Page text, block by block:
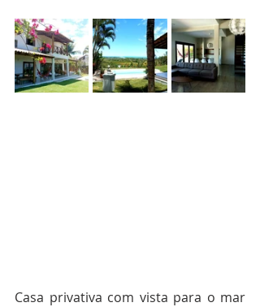
Casa privativa com vista para o mar